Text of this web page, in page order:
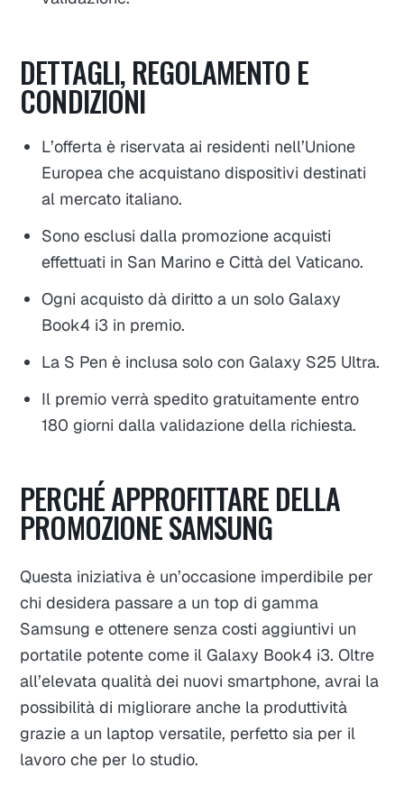
DETTAGLI, REGOLAMENTO E
CONDIZIONI
L’offerta è riservata ai residenti nell’Unione
Europea che acquistano dispositivi destinati
al mercato italiano.
Sono esclusi dalla promozione acquisti
effettuati in San Marino e Città del Vaticano.
Ogni acquisto dà diritto a un solo Galaxy
Book4 i3 in premio.
La S Pen è inclusa solo con Galaxy S25 Ultra.
Il premio verrà spedito gratuitamente entro
180 giorni dalla validazione della richiesta.
PERCHÉ APPROFITTARE DELLA
PROMOZIONE SAMSUNG
Questa iniziativa è un’occasione imperdibile per
chi desidera passare a un top di gamma
Samsung e ottenere senza costi aggiuntivi un
portatile potente come il Galaxy Book4 i3. Oltre
all’elevata qualità dei nuovi smartphone, avrai la
possibilità di migliorare anche la produttività
grazie a un laptop versatile, perfetto sia per il
lavoro che per lo studio.